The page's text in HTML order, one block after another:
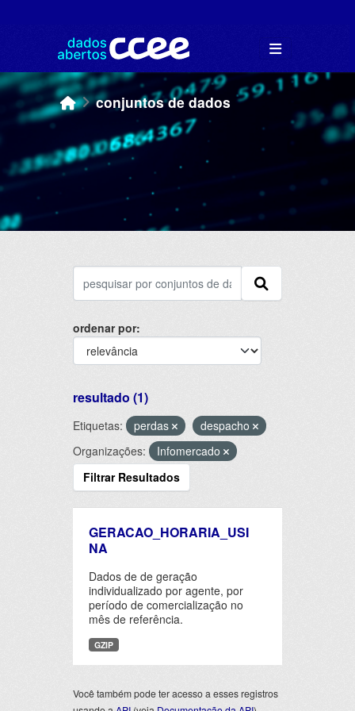
conjuntos de dados
ordenar por
resultado (1)
Etiquetas: perdas
despacho
Organizações:
Infomercado
Filtrar Resultados
GERACAO_HORARIA_USI
NA
Dados de de geração
individualizado por agente, por
período de comercialização no
mês de referência.
GZIP
Você também pode ter acesso a esses registros